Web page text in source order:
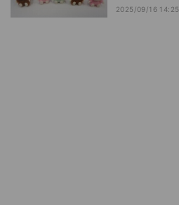
2025/09/16 14:25